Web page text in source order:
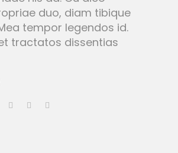
duo, diam tibique
tempor legendos id.
tractatos dissentias